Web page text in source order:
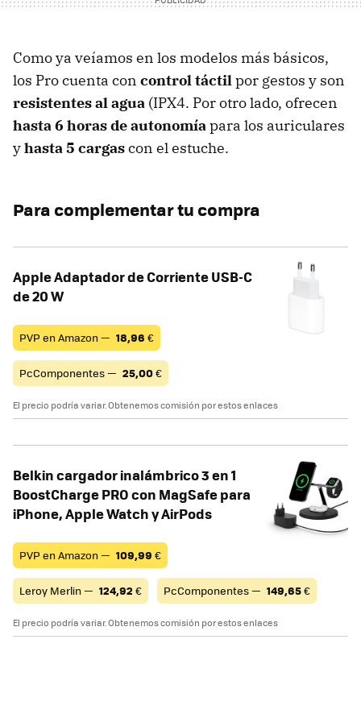
Como ya veíamos en los modelos más básicos,
los Pro cuenta con control táctilpor gestos y son
resistentes al agua (IPX4. Por otro lado, ofrecen
hasta 6 horas de autonomíapara los auriculares
yhasta 5 cargascon el estuche.
Para complementar tu compra
Apple Adaptador de Corriente USB-C
de 20 W
PVP en Amazon — 18,96 €
PcComponentes — 25,00€
El precio podría variar. Obtenemos comisión por estos enlaces
Belkin cargador inalámbrico 3 en 1
BoostCharge PRO con MagSafe para
iPhone, Apple Watch y AirPods
PVP en Amazon — 109,99 €
Leroy Merlin — 124,92 € PcComponentes — 149,65€
El precio podría variar. Obtenemos comisión por estos enlaces